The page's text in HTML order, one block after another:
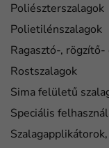
Poliészterszalagok
Polietilénszalagok
Ragasztó-,
Rostszalagok
Sima felületű
Speciális